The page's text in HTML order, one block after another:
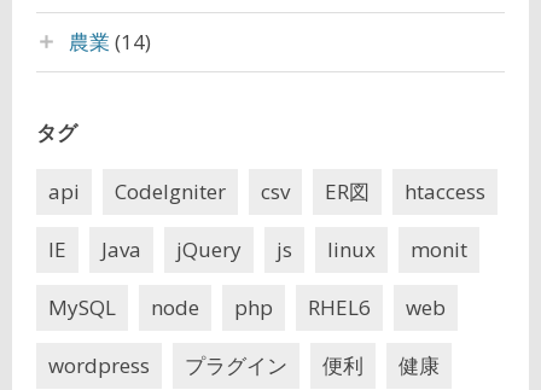
農業 (14)
タグ
api CodeIgniter csv ER図 htaccess
IE Java jQuery js linux monit
MySQL node php RHEL6 web
wordpress プラグイン 便利 健康